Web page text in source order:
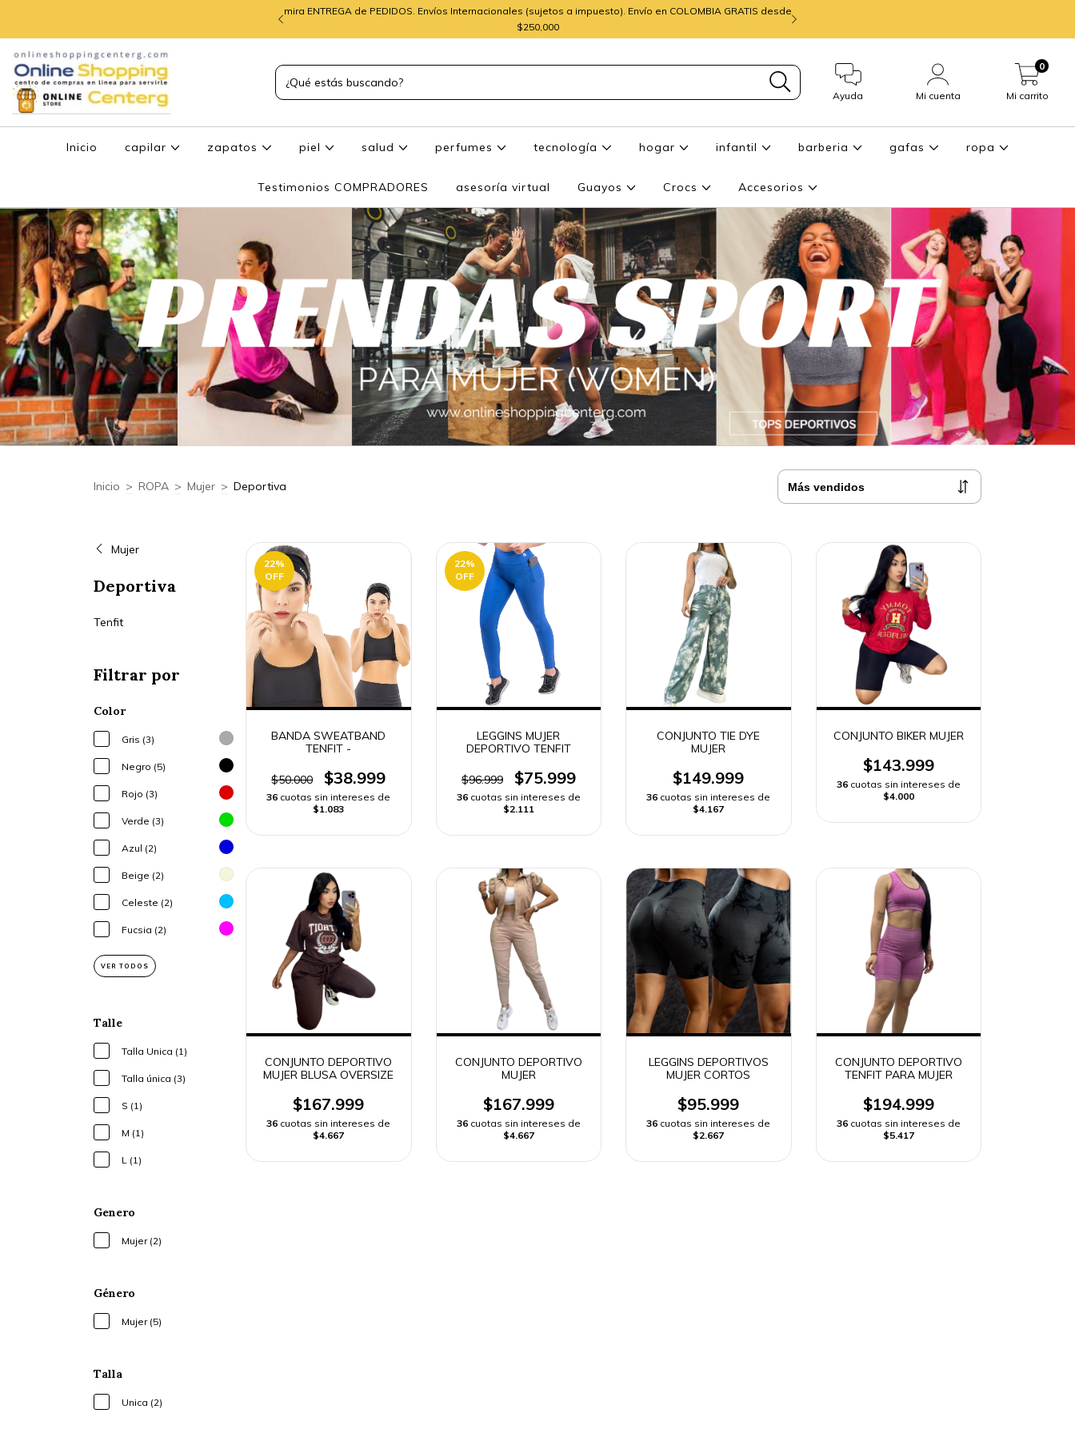
mira ENTREGA de PEDIDOS. Envíos Internacionales (sujetos a impuesto). Envío en COLOMBIA GRATIS desde
$250,000
Ayuda Mi cuenta Mi carrito
0
Inicio capilar zapatos piel salud perfumes tecnología hogar infantil barberia gafas ropa
Testimonios COMPRADORES asesoría virtual Guayos Crocs Accesorios
Inicio > ROPA > Mujer > Deportiva
Mujer
Deportiva
Tenfit
Filtrar por
Color
Gris (3)
Negro (5)
Rojo (3)
Verde (3)
Azul (2)
Beige (2)
Celeste (2)
Fucsia (2)
VER TODOS
Talle
Talla Unica (1)
Talla única (3)
S (1)
M (1)
L (1)
Genero
Mujer (2)
Género
Mujer (5)
Talla
Unica (2)
22%
OFF
BANDA SWEATBAND
TENFIT -
$50.000 $38.999
36 cuotas sin intereses de
$1.083
22%
OFF
LEGGINS MUJER
DEPORTIVO TENFIT
$96.999 $75.999
36 cuotas sin intereses de
$2.111
CONJUNTO TIE DYE
MUJER
$149.999
36 cuotas sin intereses de
$4.167
CONJUNTO BIKER MUJER
$143.999
36 cuotas sin intereses de
$4.000
CONJUNTO DEPORTIVO
MUJER BLUSA OVERSIZE
$167.999
36 cuotas sin intereses de
$4.667
CONJUNTO DEPORTIVO
MUJER
$167.999
36 cuotas sin intereses de
$4.667
LEGGINS DEPORTIVOS
MUJER CORTOS
$95.999
36 cuotas sin intereses de
$2.667
CONJUNTO DEPORTIVO
TENFIT PARA MUJER
$194.999
36 cuotas sin intereses de
$5.417